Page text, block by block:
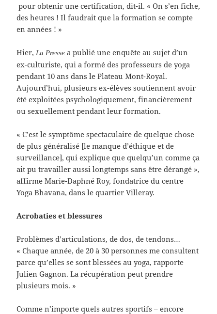
pour obtenir une certification, dit-il. « On s’en fiche,
des heures ! Il faudrait que la formation se compte
en années ! »
Hier, La Presse a publié une enquête au sujet d’un
ex-culturiste, qui a formé des professeurs de yoga
pendant 10 ans dans le Plateau Mont-Royal.
Aujourd’hui, plusieurs ex-élèves soutiennent avoir
été exploitées psychologiquement, financièrement
ou sexuellement pendant leur formation.
« C’est le symptôme spectaculaire de quelque chose
de plus généralisé [le manque d’éthique et de
surveillance], qui explique que quelqu’un comme ça
ait pu travailler aussi longtemps sans être dérangé »,
affirme Marie-Daphné Roy, fondatrice du centre
Yoga Bhavana, dans le quartier Villeray.
Acrobaties et blessures
Problèmes d’articulations, de dos, de tendons…
« Chaque année, de 20 à 30 personnes me consultent
parce qu’elles se sont blessées au yoga, rapporte
Julien Gagnon. La récupération peut prendre
plusieurs mois. »
Comme n’importe quels autres sportifs – encore